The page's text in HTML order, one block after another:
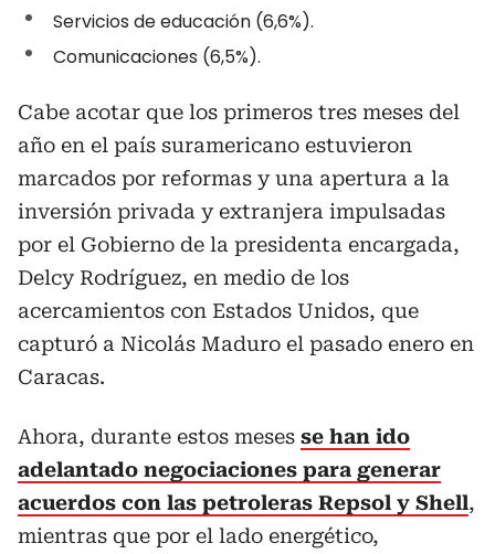
Servicios de educación (6,6%).
Comunicaciones (6,5%).
Cabe acotar que los primeros tres meses del
año en el país suramericano estuvieron
marcados por reformas y una apertura a la
inversión privada y extranjera impulsadas
por el Gobierno de la presidenta encargada,
Delcy Rodríguez, en medio de los
acercamientos con Estados Unidos, que
capturó a Nicolás Maduro el pasado enero en
Caracas.
Ahora, durante estos meses se han ido
adelantado negociaciones para generar
acuerdos con las petroleras Repsol y Shell,
mientras que por el lado energético,